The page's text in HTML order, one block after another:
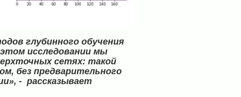
глубинного обучения
исследовании мы
сетях: такой
без предварительного
- рассказывает